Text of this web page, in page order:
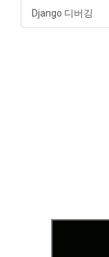
Django 디버깅